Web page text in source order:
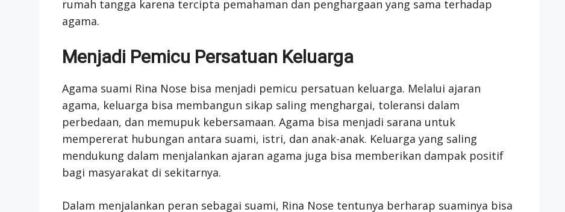
rumah tangga karena tercipta pemahaman dan penghargaan yang sama terhadap
agama.
Menjadi Pemicu Persatuan Keluarga
Agama suami Rina Nose bisa menjadi pemicu persatuan keluarga. Melalui ajaran
agama, keluarga bisa membangun sikap saling menghargai, toleransi dalam
perbedaan, dan memupuk kebersamaan. Agama bisa menjadi sarana untuk
mempererat hubungan antara suami, istri, dan anak-anak. Keluarga yang saling
mendukung dalam menjalankan ajaran agama juga bisa memberikan dampak positif
bagi masyarakat di sekitarnya.
Dalam menjalankan peran sebagai suami, Rina Nose tentunya berharap suaminya bisa